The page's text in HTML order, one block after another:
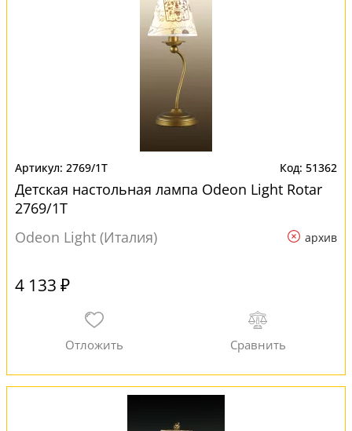
2769/1T 51362
Детская настольная лампа Odeon Light Rotar
2769/1T
Odeon Light (Италия)
архив
4 133 ₽